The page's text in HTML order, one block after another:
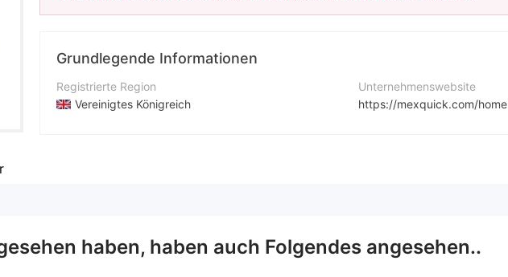
Grundlegende Informationen
Registrierte Region
Vereinigtes Königreich
Unternehmenswebsite
https://mexquick.com/home
haben, haben auch Folgendes angesehen..